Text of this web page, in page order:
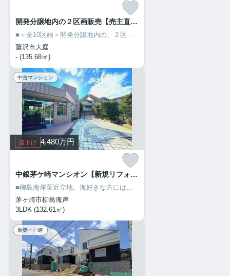
開発分譲地内の２区画販売【売主直営会社販売物件】／藤沢市大庭 区画２
■＜全10区画＞開発分譲地内の、２区画を販売しております。開発造成により区画整理された美しい住宅地。
藤沢市大庭
- (135.68㎡)
中古マンション
値下げ 4,480万円
中銀茅ケ崎マンシオン【新規リフォーム済物件/132㎡超・３LDK/専用駐車場確保】 112
■柳島海岸至近立地。海好きな方には必見！第1種低層住居専用地域内の立地！落ち着いた佇まいの低層マンションです
茅ヶ崎市柳島海岸
3LDK (132.61㎡)
新築一戸建